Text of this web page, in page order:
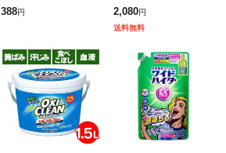
かえ用 450ml
388円
ゾンビ臭 洗濯洗剤 液体
じめじめ 密集干し 強力
消臭 抗菌 防カビ 花王
2,080円
送料無料